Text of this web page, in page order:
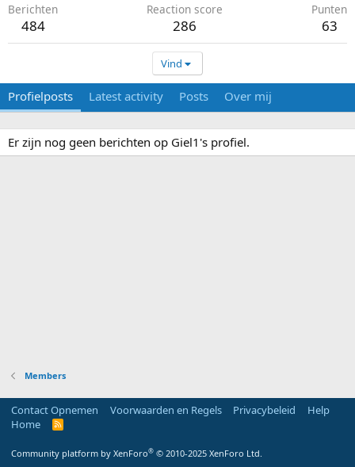
Berichten
484
Reaction score
286
Punten
63
Vind
Profielposts Latest activity Posts Over mij
Er zijn nog geen berichten op Giel1's profiel.
Members
Contact Opnemen Voorwaarden en Regels Privacybeleid
Help
Home
R
Community platform by XenForo® © 2010-2025 XenForo Ltd.